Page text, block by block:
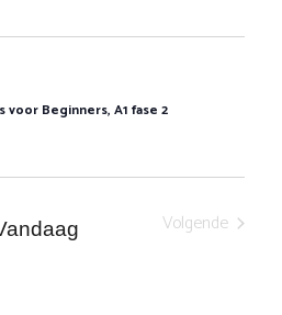
voor Beginners, A1 fase 2
Volgende